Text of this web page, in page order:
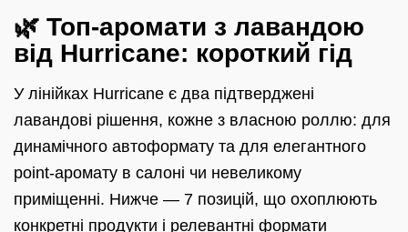
🌿 Топ-аромати з лавандою
від Hurricane: короткий гід
У лінійках Hurricane є два підтверджені
лавандові рішення, кожне з власною роллю: для
динамічного автоформату та для елегантного
point-аромату в салоні чи невеликому
приміщенні. Нижче — 7 позицій, що охоплюють
конкретні продукти і релевантні формати